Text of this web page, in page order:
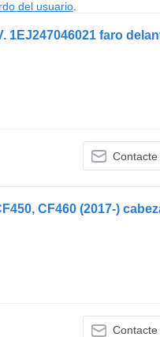
del usuario.
CF460 (2017-)